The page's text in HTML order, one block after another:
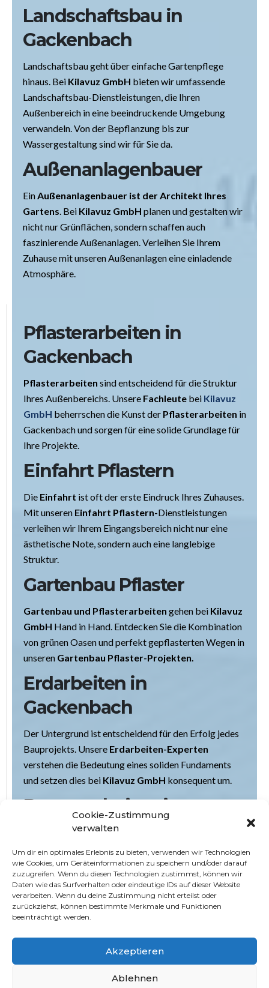
Cookie-Zustimmung
verwalten
Um dir ein optimales Erlebnis zu bieten, verwenden wir Technologien
wie Cookies, um Geräteinformationen zu speichern und/oder darauf
zuzugreifen. Wenn du diesen Technologien zustimmst, können wir
Daten wie das Surfverhalten oder eindeutige IDs auf dieser Website
verarbeiten. Wenn du deine Zustimmung nicht erteilst oder
zurückziehst, können bestimmte Merkmale und Funktionen
beeinträchtigt werden.
Akzeptieren
Ablehnen
Landschaftsbau in
Gackenbach
Landschaftsbau geht über einfache Gartenpflege
hinaus. Bei Kilavuz GmbH bieten wir umfassende
Landschaftsbau-Dienstleistungen, die Ihren
Außenbereich in eine beeindruckende Umgebung
verwandeln. Von der Bepflanzung bis zur
Wassergestaltung sind wir für Sie da.
Außenanlagenbauer
EinAußenanlagenbauer ist der Architekt Ihres
Gartens. Bei Kilavuz GmbH planen und gestalten wir
nicht nur Grünflächen, sondern schaffen auch
faszinierende Außenanlagen. Verleihen Sie Ihrem
Zuhause mit unseren Außenanlagen eine einladende
Atmosphäre.
Pflasterarbeiten in
Gackenbach
Pflasterarbeiten sind entscheidend für die Struktur
Ihres Außenbereichs. Unsere Fachleute bei Kilavuz
GmbH beherrschen die Kunst der Pflasterarbeiten in
Gackenbach und sorgen für eine solide Grundlage für
Ihre Projekte.
Einfahrt Pflastern
Die Einfahrt ist oft der erste Eindruck Ihres Zuhauses.
Mit unseren Einfahrt Pflastern-Dienstleistungen
verleihen wir Ihrem Eingangsbereich nicht nur eine
ästhetische Note, sondern auch eine langlebige
Struktur.
Gartenbau Pflaster
Gartenbau und Pflasterarbeiten gehen bei Kilavuz
GmbH Hand in Hand. Entdecken Sie die Kombination
von grünen Oasen und perfekt gepflasterten Wegen in
unseren Gartenbau Pflaster-Projekten.
Erdarbeiten in
Gackenbach
Der Untergrund ist entscheidend für den Erfolg jedes
Bauprojekts. Unsere Erdarbeiten-Experten
verstehen die Bedeutung eines soliden Fundaments
und setzen dies bei Kilavuz GmbH konsequent um.
Baggerarbeiten in
Gackenbach
Baggerarbeitenerfordern Präzision und
Fachkenntnisse. BeiKilavuz GmbHverfügen wir über
modernste Ausrüstung und erfahrene Fachleute, um
Baggerarbeiten effizient und professionell
durchzuführen.
Trockenmauern bauen in
Gackenbach